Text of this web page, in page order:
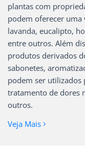
plantas com
podem oferecer uma
lavanda, eucalipto,
entre outros. Além
produtos derivados
sabonetes,
podem ser utilizados
tratamento de dores
outros.
Veja Mais